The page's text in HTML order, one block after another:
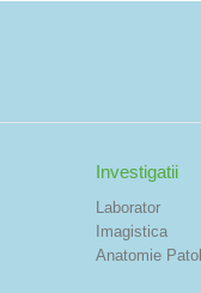
Investigatii
Laborator
Imagistica
Anatomie